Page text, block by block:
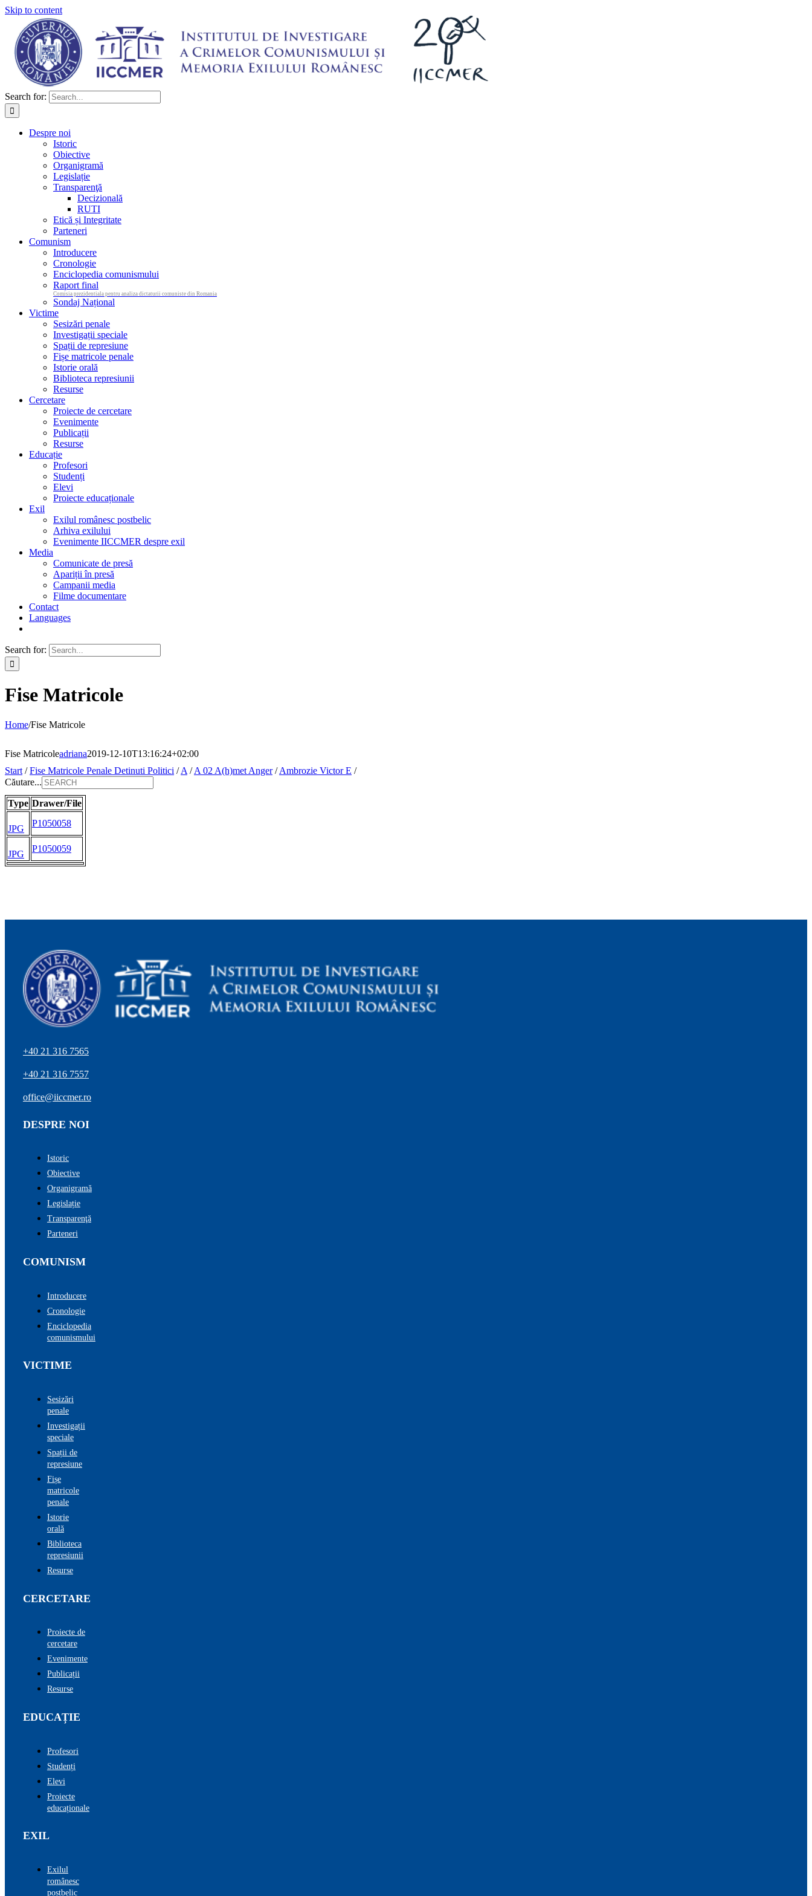
Skip to content
Search for:
Despre noi
Istoric
Obiective
Organigramă
Legislație
Transparenţă
Decizională
RUTI
Etică și Integritate
Parteneri
Comunism
Introducere
Cronologie
Enciclopedia comunismului
Raport final
Comisia prezidentiala pentru analiza dictaturii comuniste din Romania
Sondaj Național
Victime
Sesizări penale
Investigații speciale
Spații de represiune
Fișe matricole penale
Istorie orală
Biblioteca represiunii
Resurse
Cercetare
Proiecte de cercetare
Evenimente
Publicații
Resurse
Educație
Profesori
Studenți
Elevi
Proiecte educaționale
Exil
Exilul românesc postbelic
Arhiva exilului
Evenimente IICCMER despre exil
Media
Comunicate de presă
Apariții în presă
Campanii media
Filme documentare
Contact
Languages
Search for:
Fise Matricole
Home/Fise Matricole
Fise Matricoleadriana2019-12-10T13:16:24+02:00
Start /Fise Matricole Penale Detinuti Politici /A /A 02 A(h)met Anger/Ambrozie Victor E /
Căutare...
Type Drawer/File
JPG
P1050058
JPG
P1050059
+40 21 316 7565
+40 21 316 7557
office@iiccmer.ro
DESPRE NOI
Istoric
Obiective
Organigramă
Legislație
Transparenţă
Parteneri
COMUNISM
Introducere
Cronologie
Enciclopedia
comunismului
VICTIME
Sesizări
penale
Investigații
speciale
Spații de
represiune
Fișe
matricole
penale
Istorie
orală
Biblioteca
represiunii
Resurse
CERCETARE
Proiecte de
cercetare
Evenimente
Publicații
Resurse
EDUCAȚIE
Profesori
Studenți
Elevi
Proiecte
educaționale
EXIL
Exilul
românesc
postbelic